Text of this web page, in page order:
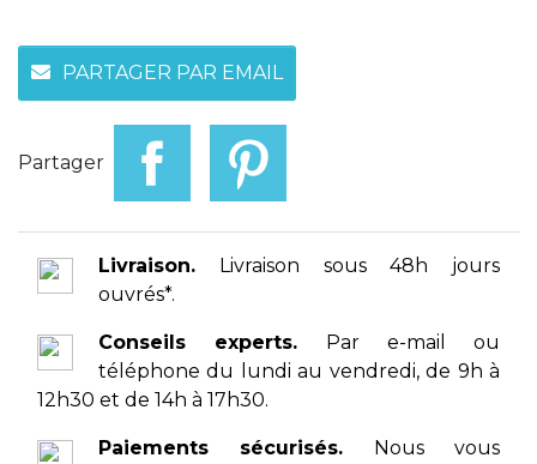
PARTAGER PAR EMAIL
Partager
Livraison. Livraison sous 48h jours
ouvrés*.
Conseils experts. Par e-mail ou
téléphone du lundi au vendredi, de 9h à
12h30 et de 14h à 17h30.
Paiements sécurisés. Nous vous